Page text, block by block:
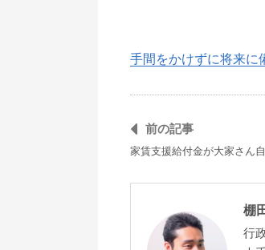
手間をかけずに将来に
前の記事
家賃支援給付金が大家さん
棚
行